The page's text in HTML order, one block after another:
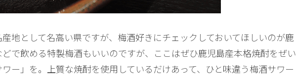
地として名高い県ですが、梅酒好きにチェックしておいてほしいのが鹿
で飲める特製梅酒もいいのですが、ここはぜひ鹿児島産本格焼酎をぜい
ー」を。上質な焼酎を使用しているだけあって、ひと味違う梅酒サワー